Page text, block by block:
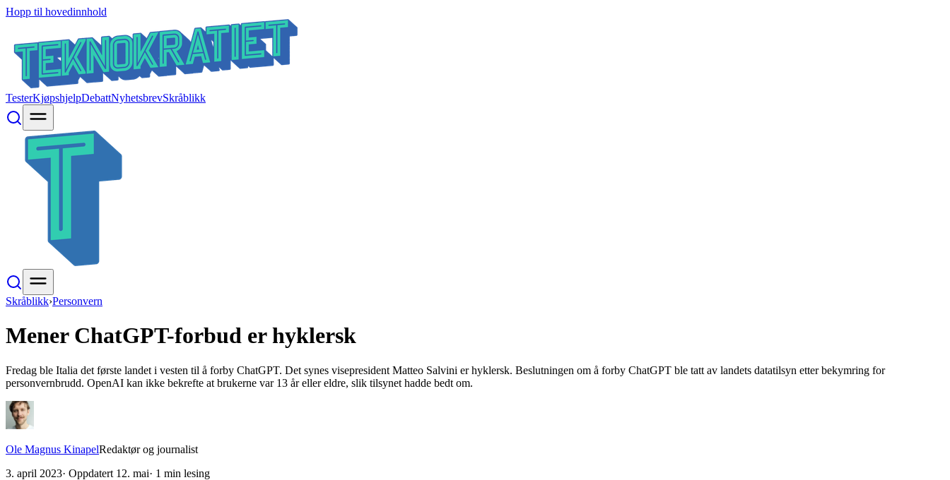
Hopp til hovedinnhold
TesterKjøpshjelpDebattNyhetsbrevSkråblikk
Skråblikk›Personvern
Mener ChatGPT-forbud er hyklersk
Fredag ble Italia det første landet i vesten til å forby ChatGPT. Det synes visepresident Matteo Salvini er hyklersk. Beslutningen om å forby ChatGPT ble tatt av landets datatilsyn etter bekymring for
personvernbrudd. OpenAI kan ikke bekrefte at brukerne var 13 år eller eldre, slik tilsynet hadde bedt om.
Ole Magnus KinapelRedaktør og journalist
3. april 2023· Oppdatert 12. mai· 1 min lesing